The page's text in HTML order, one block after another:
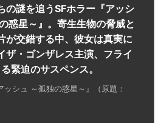
の謎を追うSFホラー『アッシ
惑星～』。寄生生物の脅威と
が交錯する中、彼女は真実に
ザ・ゴンザレス主演、フライ
緊迫のサスペンス。
シュ ～孤独の惑星～』（原題：